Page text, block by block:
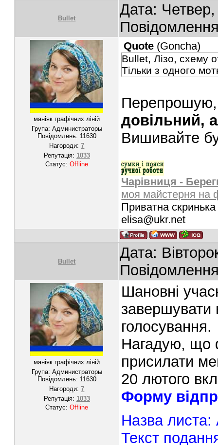
Bullet
Дата:
маніяк графічних ліній
Група: Администраторы
Повідомлень: 11630
Нагороди:7
Репутація: 1033
Статус:Offline
Quote (Goncha)
Bullet, Лізо, схему
Тільки з одного
довільний,
Вишивайте
Чарівниця -
моя майстерня на
Приватна
elisa@ukr.net
Bullet
Дата:
маніяк графічних ліній
Група: Администраторы
Повідомлень: 11630
Нагороди:7
Репутація: 1033
Статус:Offline
Шановні
завершувати
голосування.
Нагадую, що
присилати
20 лютого
Форму
Назва листа:
Текст